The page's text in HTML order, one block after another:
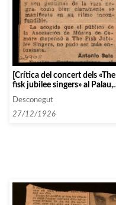
[Crítica del concert dels «The
fisk jubilee singers» al Palau,
Desconegut
27/12/1926